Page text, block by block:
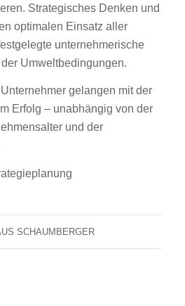
Strategisches Denken und
optimalen Einsatz aller
unternehmerische
Umweltbedingungen.
gelangen mit der
Erfolg – unabhängig von der
und der
SCHAUMBERGER